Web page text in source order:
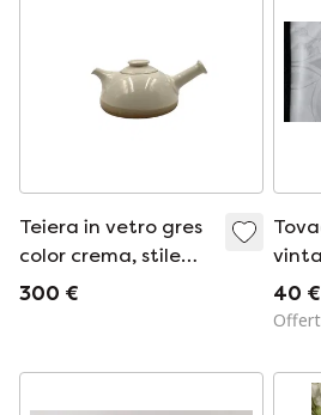
Teiera in vetro gres
color crema, stile
Mid-Century
1970
300 €
40 €